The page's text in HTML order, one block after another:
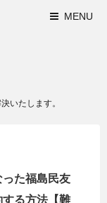
MENU
いたします。
た福島民友
する方法【難